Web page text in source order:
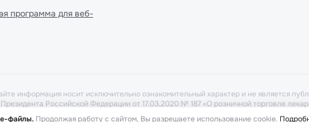
программа для веб-
информация носит исключительно ознакомительный характер и не является
Российской Федерации от 17.03.2020 № 187 «О розничной торговле
в аптеке при предоставлении рецепта. Бронирование товара выполняется
файлы. Продолжая работу с сайтом, Вы разрешаете использование cookie.